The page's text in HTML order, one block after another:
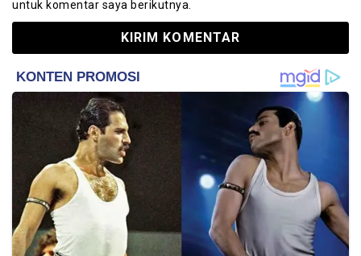
untuk komentar saya berikutnya.